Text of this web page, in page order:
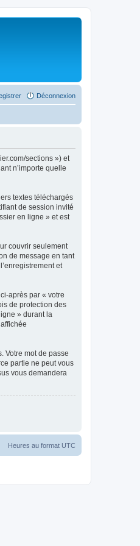
Déconnexion
sections ») et
n’importe quelle
textes téléchargés
de session invité
en ligne » et est
couvrir seulement
de message en tant
et
après par « votre
de protection des
» durant la
Votre mot de passe
partie ne peut vous
vous demandera
Heures au format UTC